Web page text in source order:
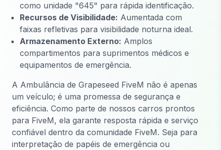
como unidade "645" para rápida identificação.
Recursos de Visibilidade: Aumentada com
faixas refletivas para visibilidade noturna ideal.
Armazenamento Externo: Amplos
compartimentos para suprimentos médicos e
equipamentos de emergência.
A Ambulância de Grapeseed FiveM não é apenas
um veículo; é uma promessa de segurança e
eficiência. Como parte de nossos carros prontos
para FiveM, ela garante resposta rápida e serviço
confiável dentro da comunidade FiveM. Seja para
interpretação de papéis de emergência ou